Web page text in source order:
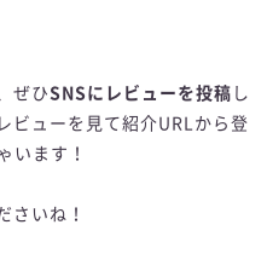
ぜひ SNSにレビューを投稿 し
ューを見て紹介URLから登
います！
さいね！